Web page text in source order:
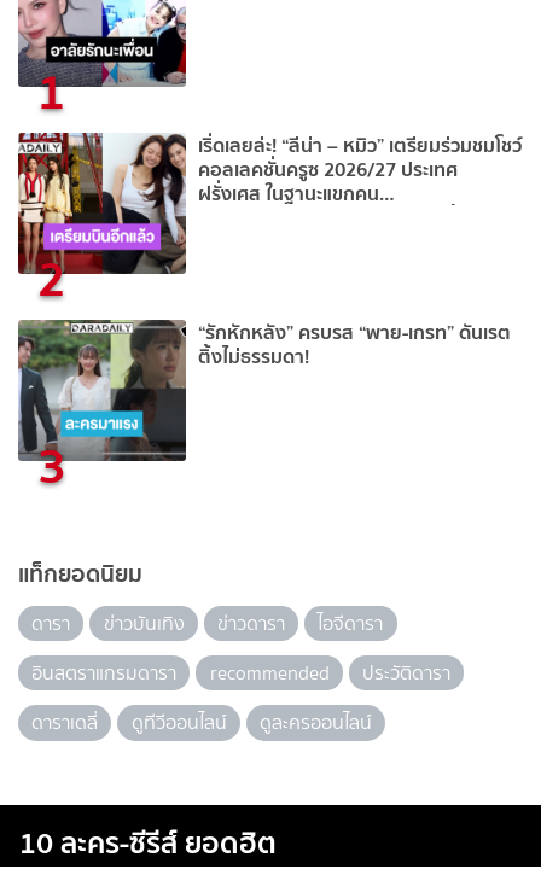
1
2
เริ่ดเลยล่ะ! “ลีน่า – หมิว” เตรียมร่วมชมโชว์
คอลเลคชั่นครูซ 2026/27 ประเทศ
ฝรั่งเศส ในฐานะแขกคน
3
“รักหักหลัง” ครบรส “พาย-เกรท” ดันเรต
ติ้งไม่ธรรมดา!
แท็กยอดนิยม
ดารา ข่าวบันเทิง ข่าวดารา
ไอจีดารา
อินสตราแกรมดารา
recommended
ประวัติดารา
ดาราเดลี่
ดูทีวีออนไลน์ ดูละครออนไลน์
10 ละคร-ซีรีส์ ยอดฮิต